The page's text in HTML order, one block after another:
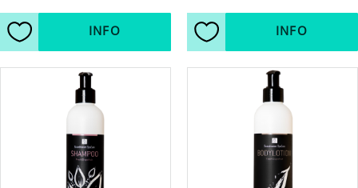
Lägg till i favoriter
INFO
Lägg till i favoriter
INFO